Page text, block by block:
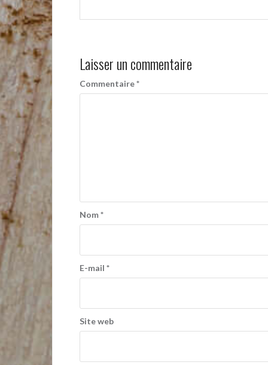
Laisser un commentaire
Commentaire*
Nom*
E-mail *
Site web